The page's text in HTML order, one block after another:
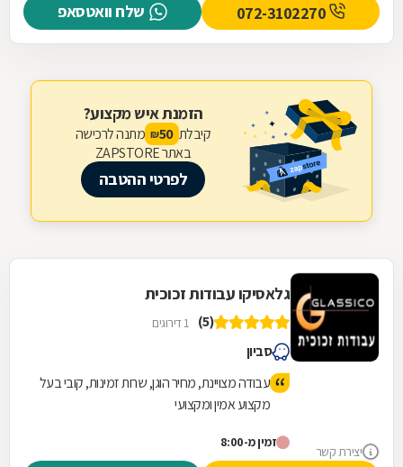
שלח וואטסאפ
הזמנת איש מקצוע?
קיבלת 50
₪ מתנה לרכישה
באתר ZAPSTORE
לפרטי ההטבה
יצירת קשר
גלאסיקו עבודות זכוכית
(5) 1 דירוגים
סביון
עבודה מצויינת, מחיר הוגן, שרות זמינות, קובי בעל
מקצוע אמין ומקצועי
זמין מ-8:00